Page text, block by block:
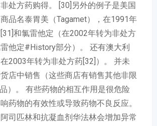
处方药购得。 [30]另外的例子是美国
品名泰胃美（Tagamet），在1991年
和氯雷他定（在2002年转为非处方
他定#History部分）。 还有澳大利
2003年转为非处方药[32]）。 并未
店中销售（这些商店有销售其他非限
）。 有些药物的相互作用是很危险
药物的有效性或导致药物不良反应。
司匹林和抗凝血剂华法林会增加异常